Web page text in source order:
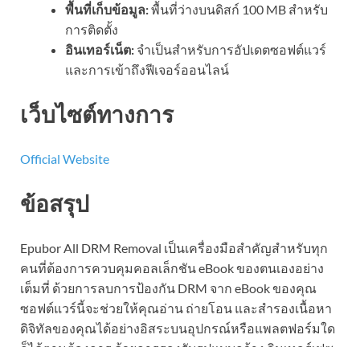
พื้นที่เก็บข้อมูล:พื้นที่ว่างบนดิสก์ 100 MB สำหรับ
การติดตั้ง
อินเทอร์เน็ต: จำเป็นสำหรับการอัปเดตซอฟต์แวร์
และการเข้าถึงฟีเจอร์ออนไลน์
เว็บไซต์ทางการ
Official Website
ข้อสรุป
Epubor All DRM Removal เป็นเครื่องมือสำคัญสำหรับทุก
คนที่ต้องการควบคุมคอลเล็กชัน eBook ของตนเองอย่าง
เต็มที่ ด้วยการลบการป้องกัน DRM จาก eBook ของคุณ
ซอฟต์แวร์นี้จะช่วยให้คุณอ่าน ถ่ายโอน และสำรองเนื้อหา
ดิจิทัลของคุณได้อย่างอิสระบนอุปกรณ์หรือแพลตฟอร์มใด